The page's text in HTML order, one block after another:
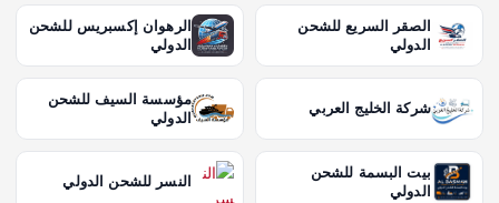
الصقر السريع للشحن
الدولي
الرهوان إكسبريس للشحن
الدولي
شركة الخليج العربي
مؤسسة السيف للشحن
الدولي
بيت البسمة للشحن
الدولي
النسر للشحن الدولي